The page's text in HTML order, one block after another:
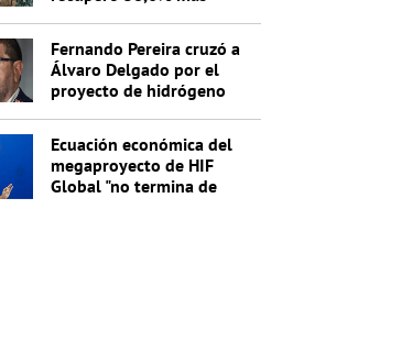
Fernando Pereira cruzó a
Álvaro Delgado por el
proyecto de hidrógeno
Ecuación económica del
megaproyecto de HIF
Global "no termina de